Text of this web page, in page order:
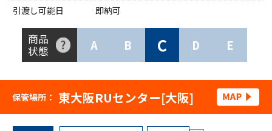
引渡し可能日
即納可
商品
状態
A B C D E
保管場所： 東大阪RUセンター[大阪]